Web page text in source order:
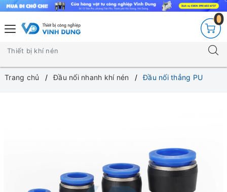
0
Trang chủ Đầu nối nhanh khí nén Đầu nối thẳng PU